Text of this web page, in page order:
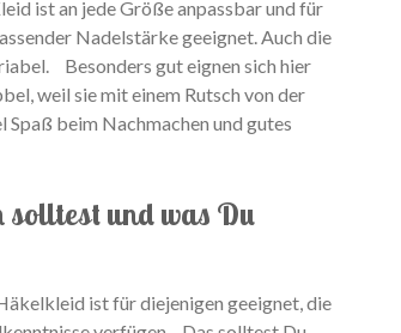
ist an jede Größe anpassbar und für
Nadelstärke geeignet. Auch die
Besonders gut eignen sich hier
weil sie mit einem Rutsch von der
beim Nachmachen und gutes
solltest und was Du
ist für diejenigen geeignet, die